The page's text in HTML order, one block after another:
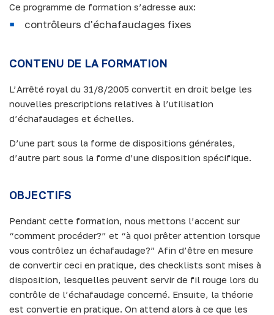
Ce programme de formation s’adresse aux:
contrôleurs d'échafaudages fixes
CONTENU DE LA FORMATION
L’Arrêté royal du 31/8/2005 convertit en droit belge les
nouvelles prescriptions relatives à l’utilisation
d’échafaudages et échelles.
D’une part sous la forme de dispositions générales,
d’autre part sous la forme d’une disposition spécifique.
OBJECTIFS
Pendant cette formation, nous mettons l’accent sur
“comment procéder?” et “à quoi prêter attention lorsque
vous contrôlez un échafaudage?” Afin d’être en mesure
de convertir ceci en pratique, des checklists sont mises à
disposition, lesquelles peuvent servir de fil rouge lors du
contrôle de l’échafaudage concerné. Ensuite, la théorie
est convertie en pratique. On attend alors à ce que les